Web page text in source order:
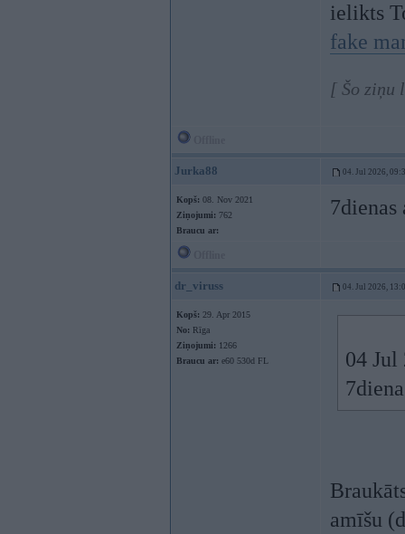
ielikts
fake
[ Šo ziņu
Jurka88 04. Jul 2026,
Kopš: 08. Nov 2021
Ziņojumi: 762
Braucu ar:
dr_viruss 04. Jul 2026,
Kopš: 29. Apr 2015
No: Rīga
Ziņojumi: 1266
Braucu ar: e60 530d FL
04
amīšu